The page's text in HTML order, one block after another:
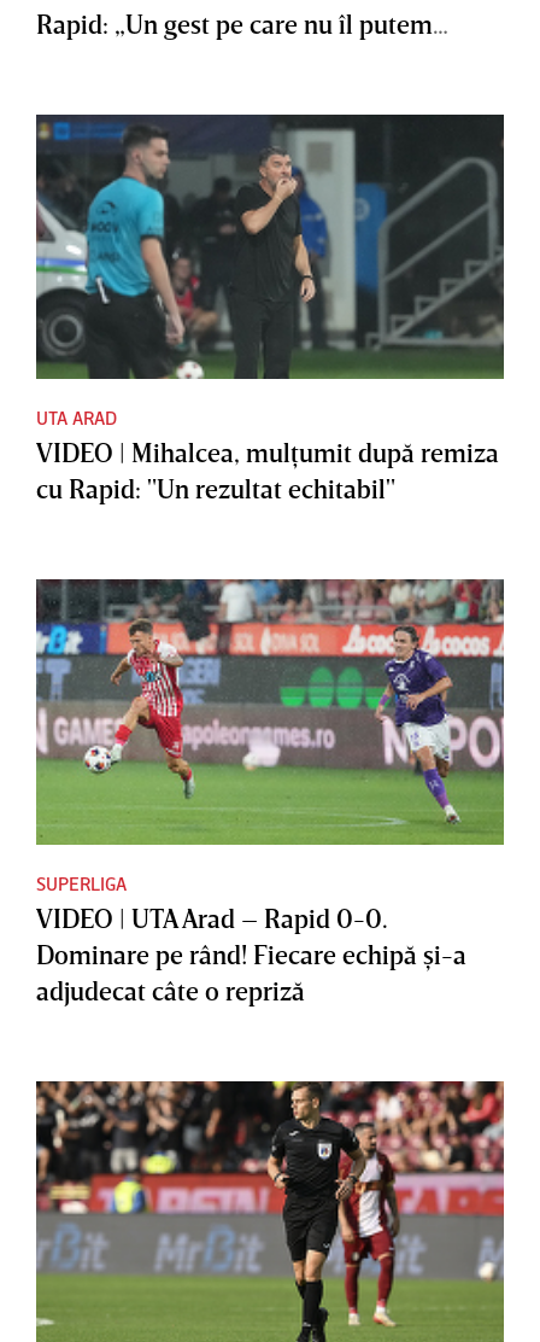
Rapid: „Un gest pe care nu îl putem
UTA ARAD
VIDEO | Mihalcea, mulţumit după remiza
cu Rapid: "Un rezultat echitabil"
SUPERLIGA
VIDEO | UTA Arad – Rapid 0-0.
Dominare pe rând! Fiecare echipă şi-a
adjudecat câte o repriză